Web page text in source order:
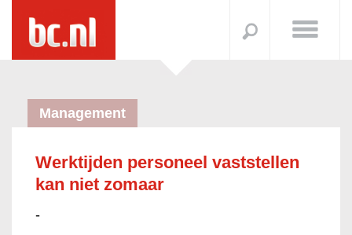
Management
Werktijden personeel vaststellen
kan niet zomaar
-